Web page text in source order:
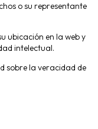
o su representante
ubicación en la web y
intelectual.
sobre la veracidad de